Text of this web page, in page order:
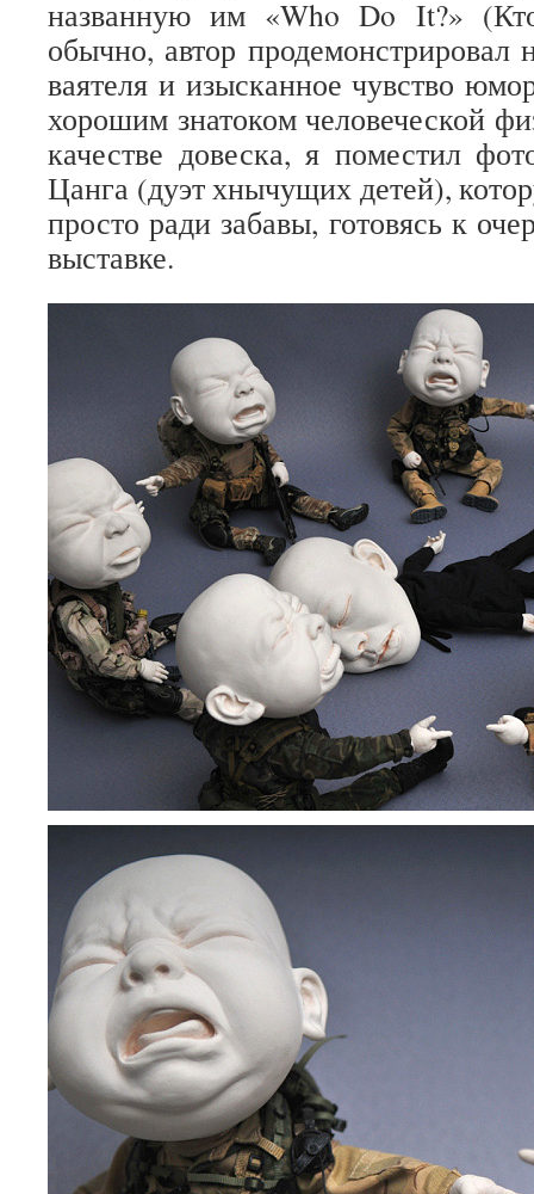
названную им «Who Do It?»
обычно, автор продемонстрировал
ваятеля и изысканное чувство
хорошим знатоком человеческой
качестве довеска, я поместил
Цанга (дуэт хнычущих детей),
просто ради забавы, готовясь к
выставке.